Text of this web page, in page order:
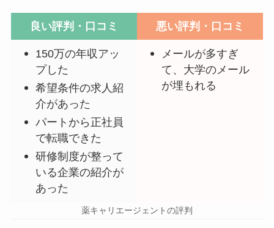
良い評判・口コミ 悪い評判・口コミ
150万の年収アッ
プした
希望条件の求人紹
介があった
パートから正社員
で転職できた
研修制度が整って
いる企業の紹介が
あった
メールが多すぎ
て、大学のメール
が埋もれる
薬キャリエージェントの評判